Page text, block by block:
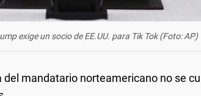
exige un socio de EE.UU. para Tik Tok (Foto: AP)
del mandatario norteamericano no se